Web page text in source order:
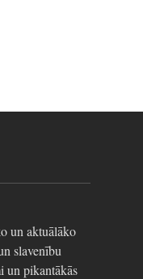
un aktuālāko
slavenību
un pikantākās